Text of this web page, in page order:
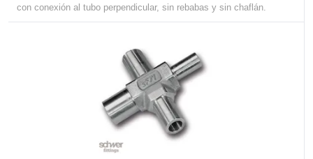
con conexión al tubo perpendicular, sin rebabas y sin chaflán.